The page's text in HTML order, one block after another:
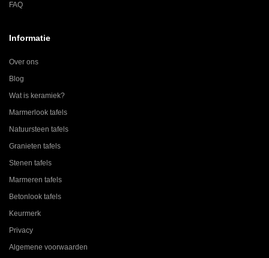
FAQ
Informatie
Over ons
Blog
Wat is keramiek?
Marmerlook tafels
Natuursteen tafels
Granieten tafels
Stenen tafels
Marmeren tafels
Betonlook tafels
Keurmerk
Privacy
Algemene voorwaarden